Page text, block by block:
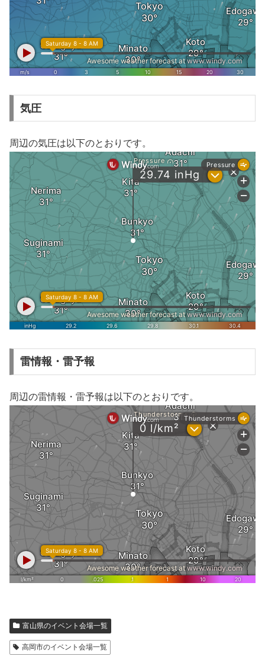
気圧
周辺の気圧は以下のとおりです。
雷情報・雷予報
周辺の雷情報・雷予報は以下のとおりです。
富山県のイベント会場一覧
高岡市のイベント会場一覧